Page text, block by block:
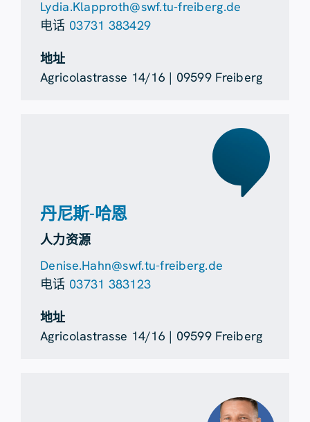
Lydia.Klapproth@swf.tu-freiberg.de
电话 03731 383429
地址
Agricolastrasse 14/16 | 09599 Freiberg
丹尼斯-哈恩
人力资源
Denise.Hahn@swf.tu-freiberg.de
电话 03731 383123
地址
Agricolastrasse 14/16 | 09599 Freiberg